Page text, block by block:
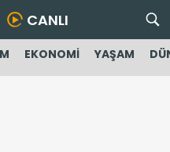
CANLI
EKONOMİ YAŞAM